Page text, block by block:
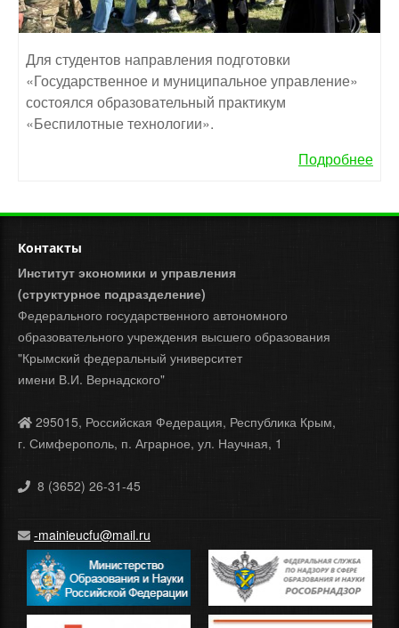
Для студентов направления подготовки
«Государственное и муниципальное управление»
состоялся образовательный практикум
«Беспилотные технологии».
Подробнее
Контакты
Институт экономики и управления
(структурное подразделение)
Федерального государственного автономного
образовательного учреждения высшего образования
"Крымский федеральный университет
имени В.И. Вернадского"
295015, Российская Федерация, Республика Крым,
г. Симферополь, п. Аграрное, ул. Научная, 1
8 (3652) 26-31-45
-mainieucfu@mail.ru